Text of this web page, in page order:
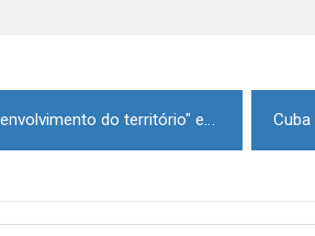
"Responsabilidade social e desenvolvimento do território" em debate no TMG